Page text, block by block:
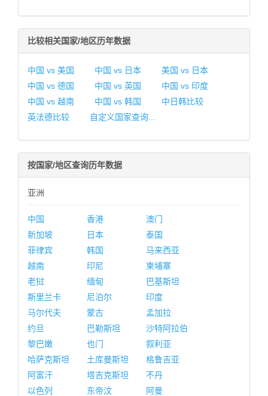
比较相关国家/地区历年数据
中国 vs 美国 中国 vs 日本
美国 vs 日本
中国 vs 德国
中国 vs 英国
中国 vs 印度
中国 vs 越南
中国 vs 韩国
中日韩比较
英法德比较
自定义国家查询...
按国家/地区查询历年数据
亚洲
中国 香港
澳门
新加坡
日本
泰国
菲律宾
韩国
马来西亚
越南
印尼
柬埔寨
老挝
缅甸
巴基斯坦
斯里兰卡
尼泊尔
印度
马尔代夫
蒙古
孟加拉
约旦
巴勒斯坦
沙特阿拉伯
黎巴嫩
也门
叙利亚
哈萨克斯坦
土库曼斯坦
格鲁吉亚
阿富汗
塔吉克斯坦
不丹
以色列
东帝汶
阿曼